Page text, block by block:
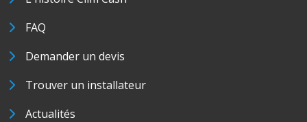
FAQ
Demander un devis
Trouver un installateur
Actualités